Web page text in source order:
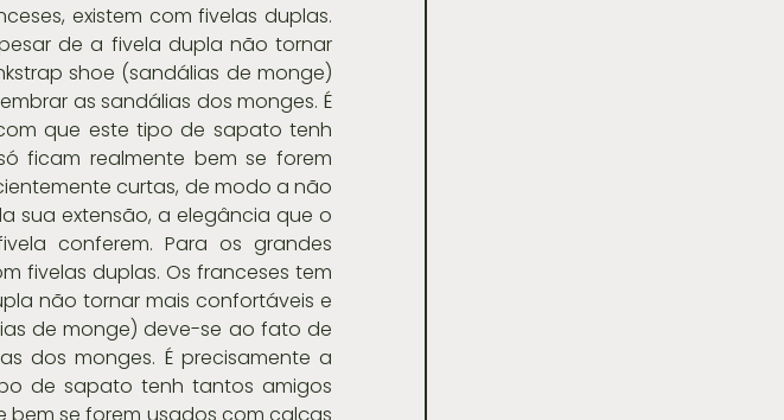
existem com fivelas duplas.
de a fivela dupla não tornar
shoe (sandálias de monge)
as sandálias dos monges. É
que este tipo de sapato tenh
ficam realmente bem se forem
curtas, de modo a não
sua extensão, a elegância que o
conferem. Para os grandes
fivelas duplas. Os franceses tem
não tornar mais confortáveis e
de monge) deve-se ao fato de
dos monges. É precisamente a
de sapato tenh tantos amigos
bem se forem usados com calças